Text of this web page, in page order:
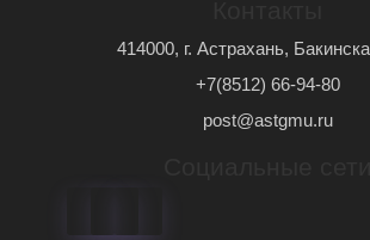
414000, г. Астрахань,
+7(8512) 66-94-80
post@astgmu.ru